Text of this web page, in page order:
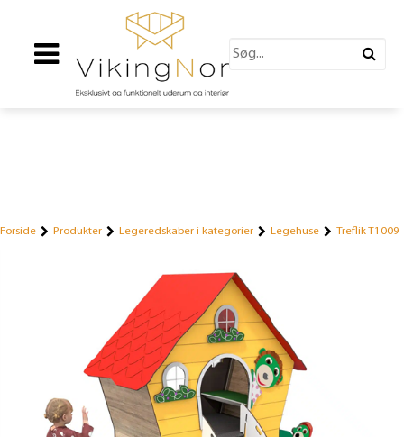
Forside Produkter Legeredskaber i kategorier Legehuse Treflik T1009